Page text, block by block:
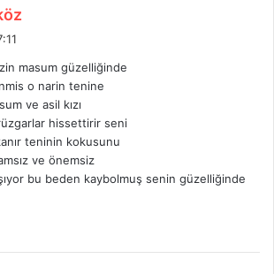
i
k
masum güzelliğinde
o narin tenine
ve asil kızı
hissettirir seni
teninin kokusunu
ve önemsiz
bu beden kaybolmuş senin güzelliğinde